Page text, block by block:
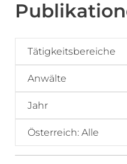
Tätigkeitsbereiche
Anwälte
Jahr
Österreich: Alle